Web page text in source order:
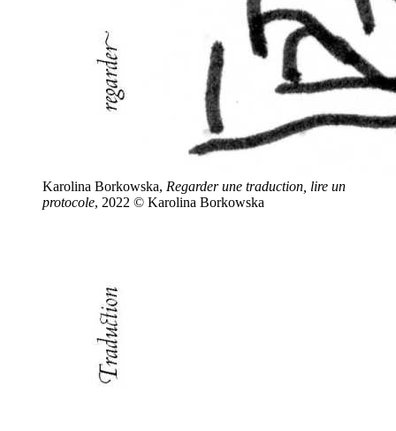
Karolina Borkowska, Regarder une traduction, lire un
protocole, 2022 © Karolina Borkowska